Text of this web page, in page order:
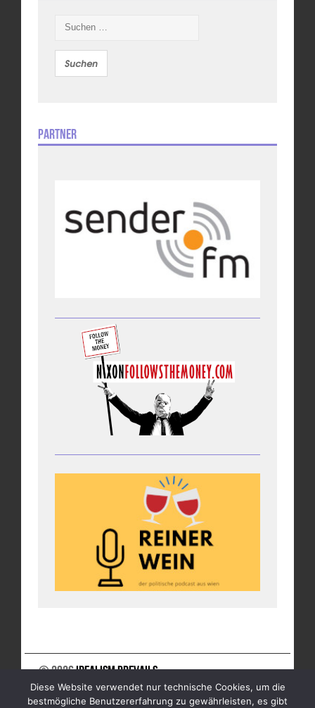
nach:
Partner
© 2026Idealism Prevails
UNTERSTÜTZE UNS
NEWSLETTER
IMPRESSUM
Diese Website verwendet nur technische Cookies, um die
bestmögliche Benutzererfahrung zu gewährleisten, es gibt